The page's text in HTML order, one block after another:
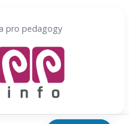
pro pedagogy